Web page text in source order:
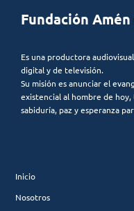
Fundación
Es una productora
digital y de televisión.
Su misión es anunciar el
existencial al hombre de
sabiduría, paz y esperanza
Inicio
Nosotros